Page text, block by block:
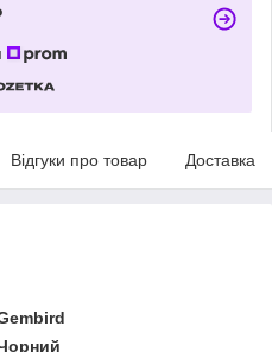
Відгуки про товар Доставка